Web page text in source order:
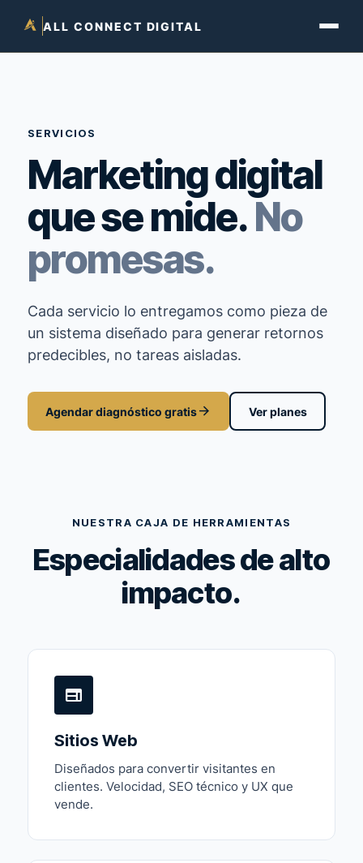
ALL CONNECT DIGITAL
SERVICIOS
Marketing digital
que se mide.No
promesas.
Cada servicio lo entregamos como pieza de
un sistema diseñado para generar retornos
predecibles, no tareas aisladas.
Agendar diagnóstico gratisarrow_forward Ver planes
NUESTRA CAJA DE HERRAMIENTAS
Especialidades de alto
impacto.
web
Sitios Web
Diseñados para convertir visitantes en
clientes. Velocidad, SEO técnico y UX que
vende.